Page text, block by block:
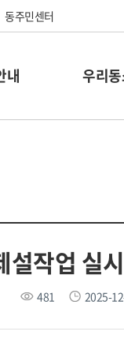
동주민센터
내 우리
설작업 실
481 2025-